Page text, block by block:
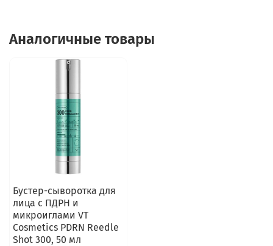
Аналогичные товары
Бустер-сыворотка для
лица с ПДРН и
микроиглами VT
Cosmetics PDRN Reedle
Shot 300, 50 мл